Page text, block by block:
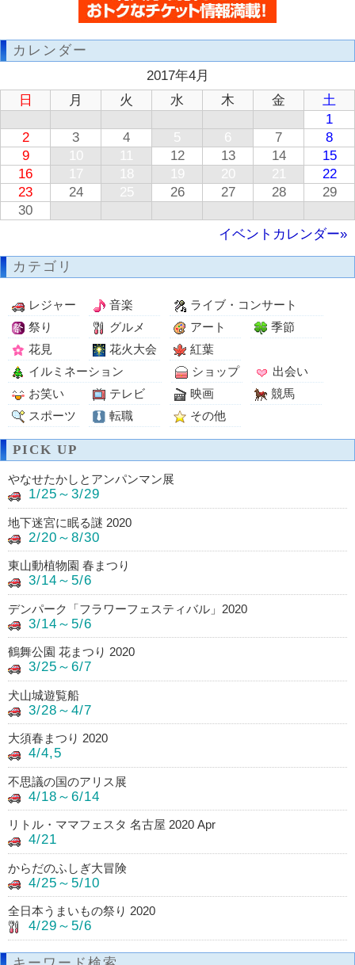
カレンダー
2017年4月
日
月 火 水 木 金
土
1
2
3 4 5 6 7
8
9
10 11 12 13 14
15
16
17 18 19 20 21
22
23
24 25 26 27 28
29
30
イベントカレンダー»
カテゴリ
レジャー 音楽
ライブ・コンサート
祭り
グルメ アート
季節
花見
花火大会
紅葉
イルミネーション
ショップ
出会い
お笑い
テレビ 映画
競馬
スポーツ
転職 その他
PICK UP
やなせたかしとアンパンマン展
1/25～3/29
地下迷宮に眠る謎 2020
2/20～8/30
東山動植物園 春まつり
3/14～5/6
デンパーク「フラワーフェスティバル」2020
3/14～5/6
鶴舞公園 花まつり 2020
3/25～6/7
犬山城遊覧船
3/28～4/7
大須春まつり 2020
4/4,5
不思議の国のアリス展
4/18～6/14
リトル・ママフェスタ 名古屋 2020 Apr
4/21
からだのふしぎ大冒険
4/25～5/10
全日本うまいもの祭り 2020
4/29～5/6